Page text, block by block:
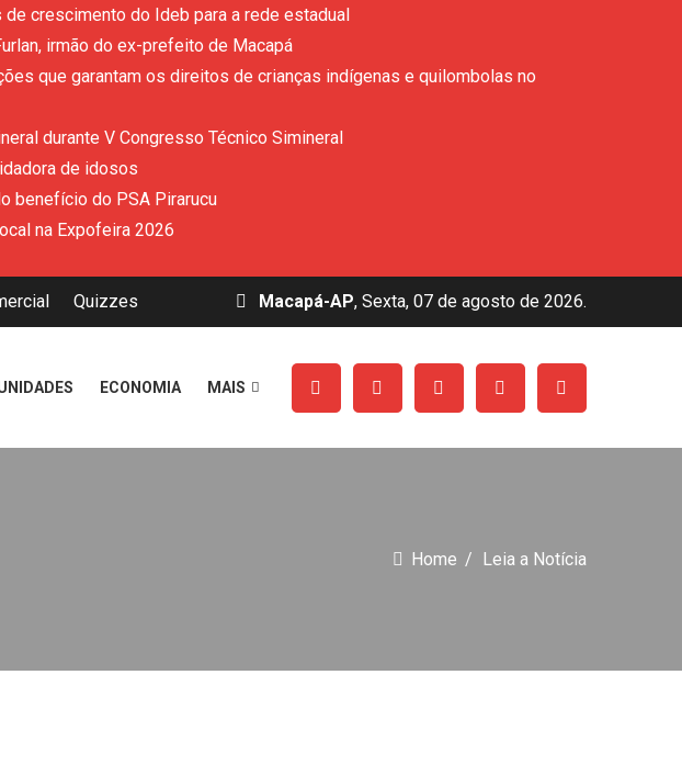
crescimento do Ideb para a rede estadual
irmão do ex-prefeito de Macapá
que garantam os direitos de crianças indígenas e quilombolas no
durante V Congresso Técnico Simineral
de idosos
benefício do PSA Pirarucu
na Expofeira 2026
Quizzes Macapá-AP, Sexta, 07 de agosto de 2026.
ECONOMIA MAIS
Home Leia a Notícia